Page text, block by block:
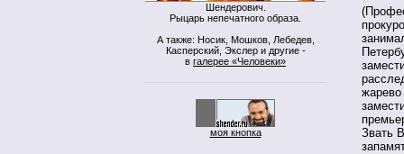
Шендерович.
Рыцарь непечатного образа.
А также: Носик, Мошков, Лебедев,
Касперский, Экслер и другие -
в галерее «Человеки»
моя кнопка
жарево
Звать